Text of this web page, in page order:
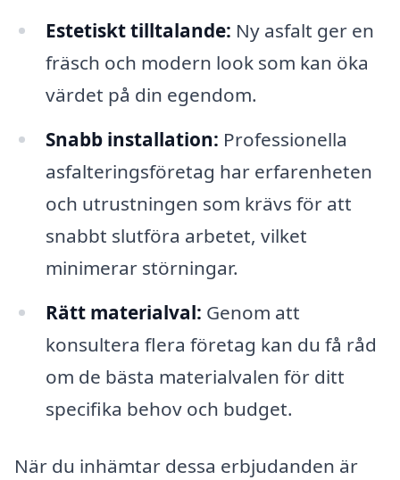
Estetiskt tilltalande: Ny asfalt ger en
fräsch och modern look som kan öka
värdet på din egendom.
Snabb installation: Professionella
asfalteringsföretag har erfarenheten
och utrustningen som krävs för att
snabbt slutföra arbetet, vilket
minimerar störningar.
Rätt materialval: Genom att
konsultera flera företag kan du få råd
om de bästa materialvalen för ditt
specifika behov och budget.
När du inhämtar dessa erbjudanden är